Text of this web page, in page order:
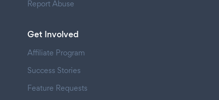
Report Abuse
Get Involved
Affiliate Program
Success Stories
Feature Requests